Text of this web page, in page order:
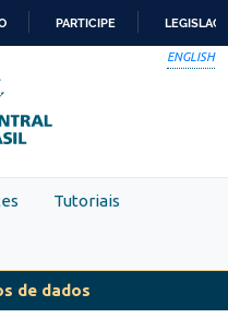
PARTICIPE
ENGLISH
Tutoriais
de dados